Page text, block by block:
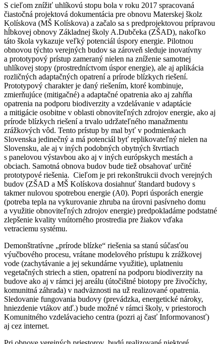
S cieľom znížiť uhlíkovú stopu bola v roku 2017 spracovaná
čiastočná projektová dokumentácia pre obnovu Materskej školz
Kolískova (MŠ Kolískova) a začalo sa s predprojektovou prípravou
hĺbkovej obnovy Základnej školy A.Dubčeka (ZŠAD), nakoľko
táto škola vykazuje veľký potenciál úspory energie. Pilotnou
obnovou týchto verejných budov sa zároveň sleduje inovatívny
a prototypový prístup zameraný nielen na zníženie samotnej
uhlíkovej stopy (prostredníctvom úspor energie), ale aj aplikácia
rozličných adaptačných opatrení a prírode blízkych riešení.
Prototypový charakter je daný riešením, ktoré kombinuje,
zmierňujúce (mitigačné) a adaptačné opatrenia ako aj zahŕňa
opatrenia na podporu biodiverzity a vzdelávanie v adaptácie
a mitigácie osobitne v oblasti obnoviteľných zdrojov energie, ako aj
prírode blízkych riešení a trvalo udržateľného manažmentu
zrážkových vôd. Tento prístup by mal byť v podmienkach
Slovenska jedinečný a má potenciál byť replikovateľný nielen na
Slovensku, ale aj v iných podobných obytných štvrtiach
s panelovou výstavbou ako aj v iných európskych mestách a
obciach. Samotná obnova budov bude tiež obsahovať určité
prototypové riešenia. Cieľom je pri rekonštrukcii dvoch verejných
budov (ZŠAD a MŠ Kolískova dosiahnuť štandard budovy s
takmer nulovou spotrebou energie (A0). Popri úsporách energie
(potreba tepla na vykurovanie zhruba na úrovni pasívneho domu
a využitie obnoviteľných zdrojov energie) predpokladáme podstatné
zlepšenie kvality vnútorného prostredia pre žiakov vďaka
vetraciemu systému.
Demonštratívne „prírode blízke“ riešenia sa stanú súčasťou
výučbového procesu, vrátane modelového prístupu k zrážkovej
vode (zachytávanie a jej sekundárne využitie), uplatneniu
vegetačných striech a stien, opatrení na podporu biodiverzity na
budove ako aj v rámci jej areálu (útočištné biotopy pre živočíchy,
komunitná záhrada) v nadväznosti na už realizované opatrenia.
Sledovanie fungovania budovy (prevádzka, energetické nároky,
hniezdenie vtákov atď.) bude možné v rámci školy, v priestoroch
Komunitného vzdelávacieho centra (pozri aj časť Informovanosť)
aj cez internet.